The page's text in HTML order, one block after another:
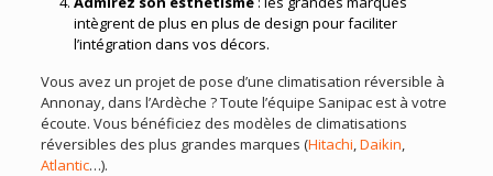
intègrent de plus en plus de design pour faciliter
l’intégration dans vos décors.
Vous avez un projet de pose d’une climatisation réversible à
Annonay, dans l’Ardèche ? Toute l’équipe Sanipac est à votre
écoute. Vous bénéficiez des modèles de climatisations
réversibles des plus grandes marques (Hitachi,Daikin,
Atlantic…).